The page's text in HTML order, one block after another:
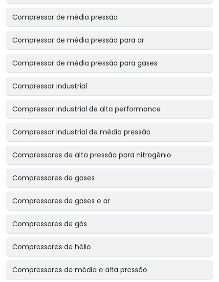
Compressor de média pressão
Compressor de média pressão para ar
Compressor de média pressão para gases
Compressor industrial
Compressor industrial de alta performance
Compressor industrial de média pressão
Compressores de alta pressão para nitrogênio
Compressores de gases
Compressores de gases e ar
Compressores de gás
Compressores de hélio
Compressores de média e alta pressão